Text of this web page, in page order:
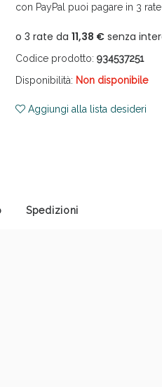
con PayPal puoi pagare in 3
Codice prodotto: 934537251
Disponibilità: Non disponibile
Aggiungi alla lista desideri
Spedizioni
e Multivitaminici: oggi